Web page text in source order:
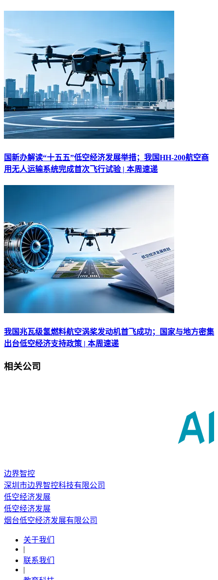
国新办解读“十五五”低空经济发展举措；我国HH-200航空商
用无人运输系统完成首次飞行试验 | 本周速递
我国兆瓦级氢燃料航空涡桨发动机首飞成功；国家与地方密集
出台低空经济支持政策 | 本周速递
相关公司
边界智控
深圳市边界智控科技有限公司
低空经济发展
低空经济发展
烟台低空经济发展有限公司
关于我们
|
联系我们
|